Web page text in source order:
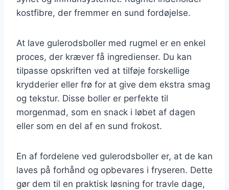
kostfibre, der fremmer en sund fordøjelse.
At lave gulerodsboller med rugmel er en enkel
proces, der kræver få ingredienser. Du kan
tilpasse opskriften ved at tilføje forskellige
krydderier eller frø for at give dem ekstra smag
og tekstur. Disse boller er perfekte til
morgenmad, som en snack i løbet af dagen
eller som en del af en sund frokost.
En af fordelene ved gulerodsboller er, at de kan
laves på forhånd og opbevares i fryseren. Dette
gør dem til en praktisk løsning for travle dage,